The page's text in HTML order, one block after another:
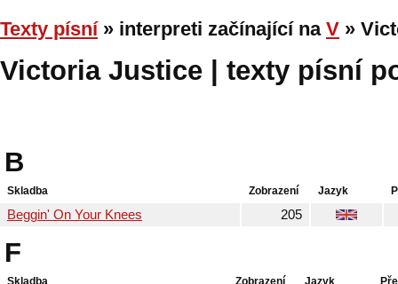
Texty písní» interpreti začínající na V »
Victoria Justice | texty písní
B
Skladba Zobrazení Jazyk
Beggin' On Your Knees 205
F
Skladba Zobrazení Jazyk